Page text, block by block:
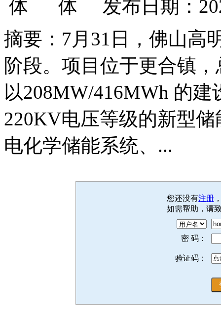
发布日期：
摘要：7月31日，佛山高
阶段。项目位于更合镇
以208MW/416MWh 的
220KV电压等级的新型
电化学储能系统、...
您还没有注册
如需帮助，请
密 码：
验证码：